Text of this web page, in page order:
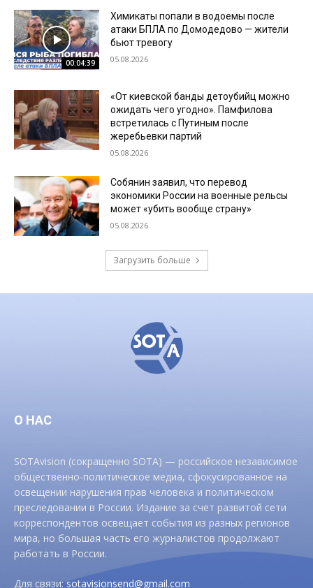
00:04:39
Химикаты попали в водоемы после
атаки БПЛА по Домодедово — жители
бьют тревогу
05.08.2026
«От киевской банды детоубийц можно
ожидать чего угодно». Памфилова
встретилась с Путиным после
жеребьевки партий
05.08.2026
Собянин заявил, что перевод
экономики России на военные рельсы
может «убить вообще страну»
05.08.2026
Загрузить больше
О НАС
SOTAvision (сокращенно SOTA) — российское независимое
общественно-политическое медиа, сфокусированное на
освещении нарушения прав человека и политическом
преследовании в России. Издание за счет развитой сети
корреспондентов освещает события из разных регионов
мира, но большая часть его журналистов продолжают
работать в России.
Для связи:sotavisionsend@gmail.com